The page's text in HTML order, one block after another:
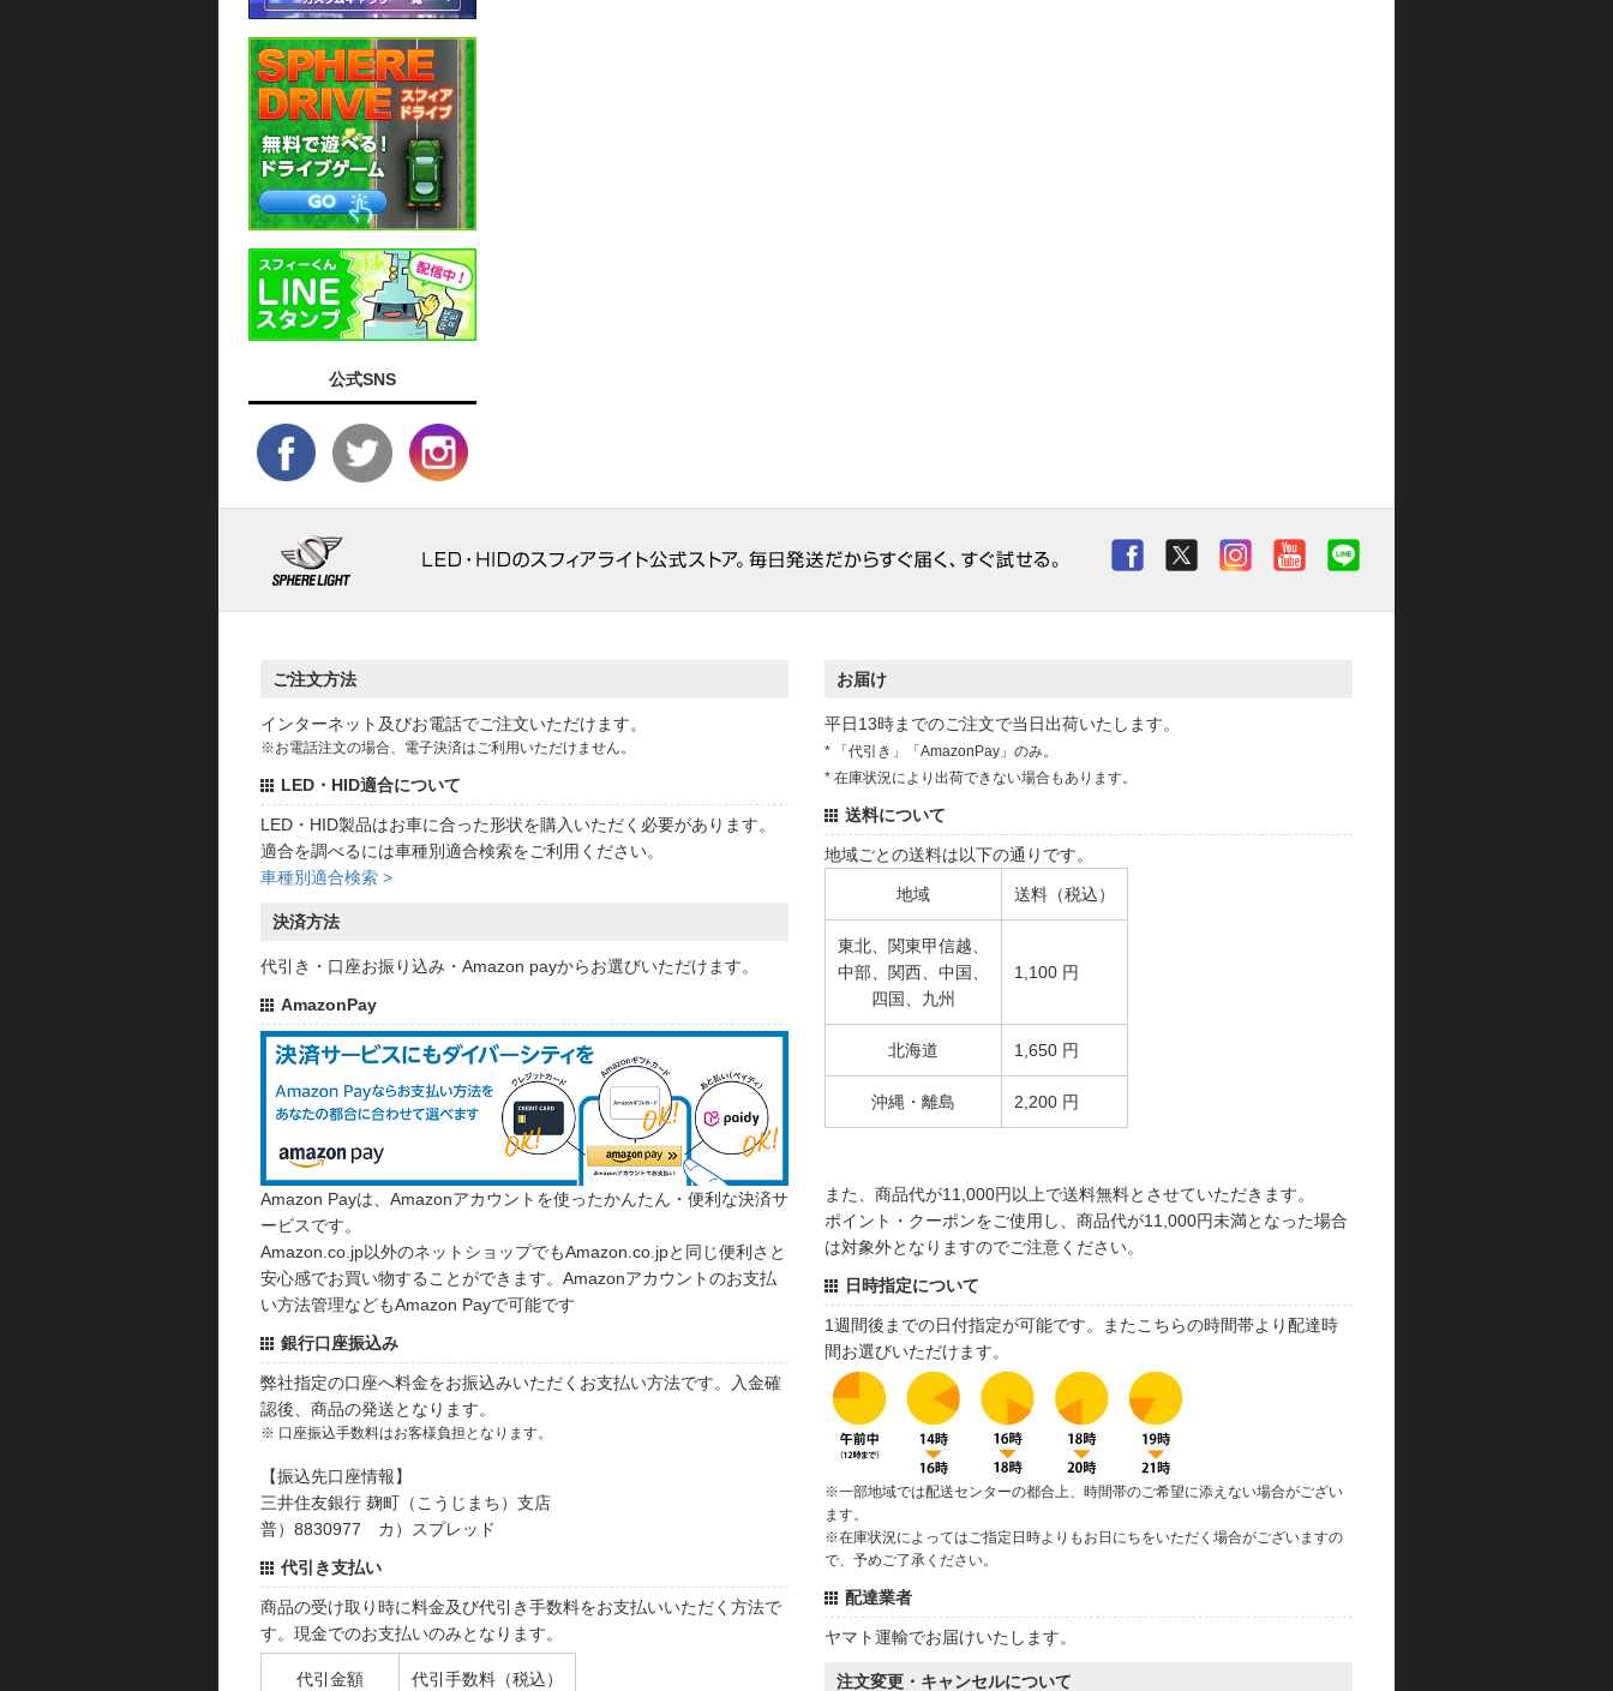
公式SNS
ご注文方法
インターネット及びお電話でご注文いただけます。
※お電話注文の場合、電子決済はご利用いただけません。
LED・HID適合について
LED・HID製品はお車に合った形状を購入いただく必要があります。
適合を調べるには車種別適合検索をご利用ください。
車種別適合検索 >
決済方法
代引き・口座お振り込み・Amazon payからお選びいただけます。
AmazonPay
Amazon Payは、Amazonアカウントを使ったかんたん・便利な決済サ
ービスです。
Amazon.co.jp以外のネットショップでもAmazon.co.jpと同じ便利さと
安心感でお買い物することができます。Amazonアカウントのお支払
い方法管理などもAmazon Payで可能です
銀行口座振込み
弊社指定の口座へ料金をお振込みいただくお支払い方法です。入金確
認後、商品の発送となります。
※ 口座振込手数料はお客様負担となります。
【振込先口座情報】
三井住友銀行 麹町（こうじまち）支店
普）8830977 カ）スプレッド
代引き支払い
商品の受け取り時に料金及び代引き手数料をお支払いいただく方法で
す。現金でのお支払いのみとなります。
代引金額 代引手数料（税込）
お届け
平日13時までのご注文で当日出荷いたします。
* 「代引き」「AmazonPay」のみ。
* 在庫状況により出荷できない場合もあります。
送料について
地域ごとの送料は以下の通りです。
地域 送料（税込）
東北、関東甲信越、
中部、関西、中国、
四国、九州
1,100 円
北海道 1,650 円
沖縄・離島 2,200 円
また、商品代が11,000円以上で送料無料とさせていただきます。
ポイント・クーポンをご使用し、商品代が11,000円未満となった場合
は対象外となりますのでご注意ください。
日時指定について
1週間後までの日付指定が可能です。またこちらの時間帯より配達時
間お選びいただけます。
※一部地域では配送センターの都合上、時間帯のご希望に添えない場合がござい
ます。
※在庫状況によってはご指定日時よりもお日にちをいただく場合がございますの
で、予めご了承ください。
配達業者
ヤマト運輸でお届けいたします。
注文変更・キャンセルについて